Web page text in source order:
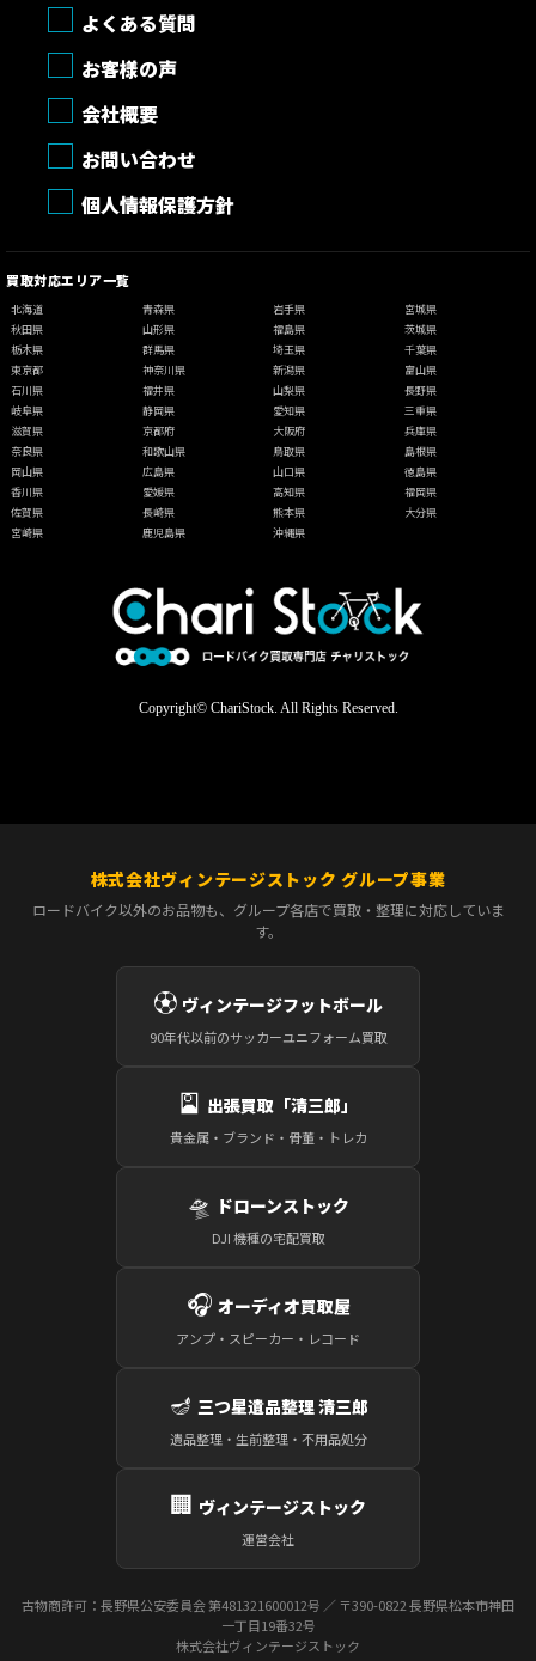
よくある質問
お客様の声
会社概要
お問い合わせ
個人情報保護方針
買取対応エリア一覧
北海道 青森県 岩手県
宮城県
秋田県
山形県 福島県
茨城県
栃木県
群馬県 埼玉県
千葉県
東京都
神奈川県 新潟県
富山県
石川県
福井県 山梨県
長野県
岐阜県
静岡県 愛知県
三重県
滋賀県
京都府 大阪府
兵庫県
奈良県
和歌山県 鳥取県
島根県
岡山県
広島県 山口県
徳島県
香川県
愛媛県 高知県
福岡県
佐賀県
長崎県 熊本県
大分県
宮崎県
鹿児島県 沖縄県
Copyright© ChariStock. All Rights Reserved.
株式会社ヴィンテージストック グループ事業
ロードバイク以外のお品物も、グループ各店で買取・整理に対応していま
す。
⚽ ヴィンテージフットボール
90年代以前のサッカーユニフォーム買取
🎴 出張買取「清三郎」
貴金属・ブランド・骨董・トレカ
🛸 ドローンストック
DJI 機種の宅配買取
🎧 オーディオ買取屋
アンプ・スピーカー・レコード
🪔 三つ星遺品整理 清三郎
遺品整理・生前整理・不用品処分
🏢 ヴィンテージストック
運営会社
古物商許可：長野県公安委員会 第481321600012号 ／ 〒390-0822 長野県松本市神田
一丁目19番32号
株式会社ヴィンテージストック